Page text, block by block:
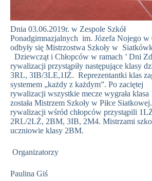
Dnia 03.06.2019r. w Zespole Szkół
Ponadgimnazjalnych im. Józefa Nojego w
odbyły się Mistrzostwa Szkoły w
Dziewcząt i Chłopców w ramach ’ Dni
rywalizacji przystąpiły następujące klasy
3RL, 3IB/3LE,1IŻ. Reprezentantki klas
systemem „każdy z każdym”. Po zaciętej
rywalizacji wszystkie mecze wygrała
została Mistrzem Szkoły w Piłce
rywalizacji wśród chłopców przystąpili
2RL/2LŻ, 2BM, 3IB, 2M4. Mistrzami
uczniowie klasy 2BM.
Organizatorzy
Paulina Giś